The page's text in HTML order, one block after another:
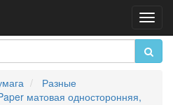
Разные
матовая односторонняя,